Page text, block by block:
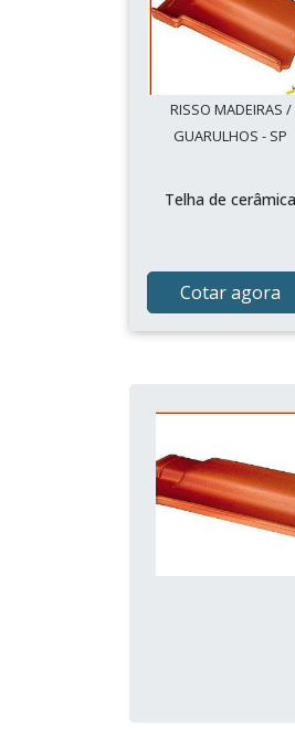
RISSO MADEIRAS /
GUARULHOS - SP
Telha de cerâmica
Cotar agora